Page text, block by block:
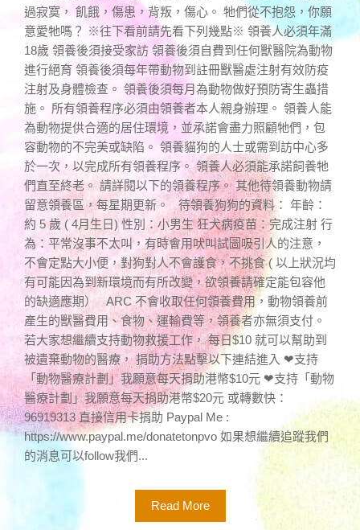
過寂寞， 飢餓，傷患，背叛，傷心。 牠們從不抱怨，你願
意愛牠嗎？ ※往下看前請先看下列幾點※ 領養人必須年滿
18歲 領養後須接受家訪 領養後須自費到任何獸醫院為動物
進行絕育 領養後須每年帶動物到註冊獸醫處注射有效防疫
注射及身體檢查。 領養後須每月為動物做好預防寄生蟲措
施。 所有領養程序必須由領養者本人親身辦理。 領養人能
為動物提供合適的居住環境，並承諾會盡力照顧牠們，包
容動物的不完美或缺陷。 領養貓狗的人士或需到訪中心多
於一次，以完成所有領養程序。 領養人必須能承諾飼養牠
們直至終老。 請詳閱以下的領養程序。 其他待領養動物請
留意領養區，每星期更新。 待領養狗狗的資料： 年齡：
約 5 歲 ( 4月生日) 性別：小男生 狂犬病疫苗：完成注射 行
為：平常沒事不太叫，有時會用吠叫試圖吸引人的注意，
不會定點大小便，對狗對人不會護食，不挑食 ( 以上狀況均
有可能因為到新環境而有所改變，欲領養請確定能包容他
的缺適應期） ARC 不會收取任何領養費用，動物領養前
產生的獸醫費用、食物、運輸費等，領養者亦無須支付。
若大家想繼續支持動物救援工作， 每日$10 就可以幫助到
被遺棄動物的醫療， 捐助方法點擊以下連結進入 ❤支持
「動物醫療計劃」我願意每天捐助港幣$10元 ❤支持「動物
醫療計劃」我願意每天捐助港幣$20元 或轉數快：
96919313 直接信用卡捐助 Paypal Me :
https://www.paypal.me/donatetonpvo 如果想繼續追蹤我們
的消息可以follow我們...
Read More